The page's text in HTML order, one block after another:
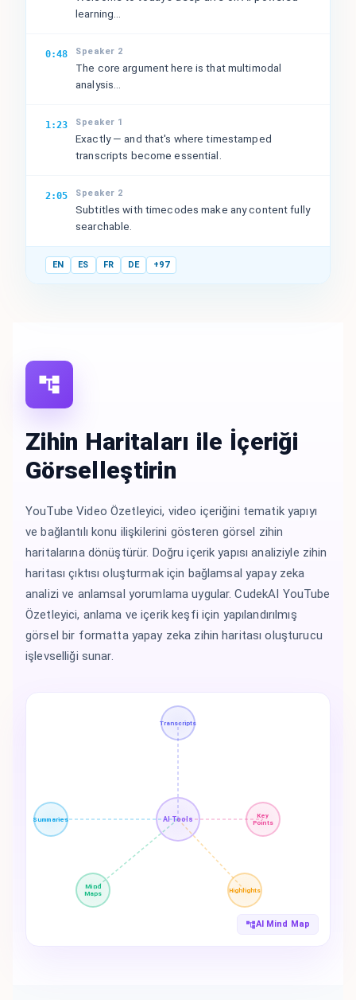
learning...
0:48 Speaker 2
The core argument here is that multimodal
analysis...
1:23 Speaker 1
Exactly — and that's where timestamped
transcripts become essential.
2:05 Speaker 2
Subtitles with timecodes make any content fully
searchable.
EN ES FR DE +97
AI Tools
Transcripts
Summaries
Key
Points
Mind
Maps
Highlights
AI Mind Map
Zihin Haritaları ile İçeriği
Görselleştirin
YouTube Video Özetleyici, video içeriğini tematik yapıyı
ve bağlantılı konu ilişkilerini gösteren görsel zihin
haritalarına dönüştürür. Doğru içerik yapısı analiziyle zihin
haritası çıktısı oluşturmak için bağlamsal yapay zeka
analizi ve anlamsal yorumlama uygular. CudekAI YouTube
Özetleyici, anlama ve içerik keşfi için yapılandırılmış
görsel bir formatta yapay zeka zihin haritası oluşturucu
işlevselliği sunar.